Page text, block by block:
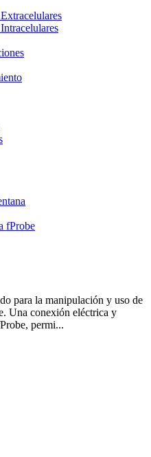
fProbe
para la manipulación y uso de
Una conexión eléctrica y
permi...